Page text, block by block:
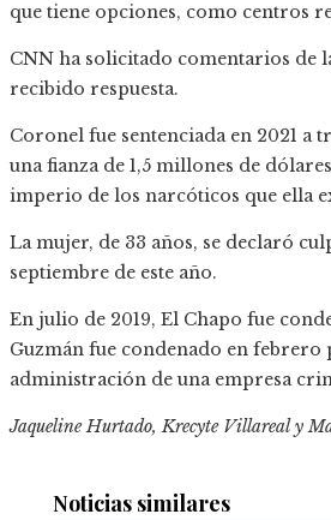
que tiene opciones, como centros
CNN ha solicitado comentarios de
recibido respuesta.
Coronel fue sentenciada en 2021
una fianza de 1,5 millones de
imperio de los narcóticos que ella
La mujer, de 33 años, se declaró
septiembre de este año.
En julio de 2019, El Chapo fue
Guzmán fue condenado en febrero
administración de una empresa
Jaqueline Hurtado, Krecyte Villareal y
Noticias similares